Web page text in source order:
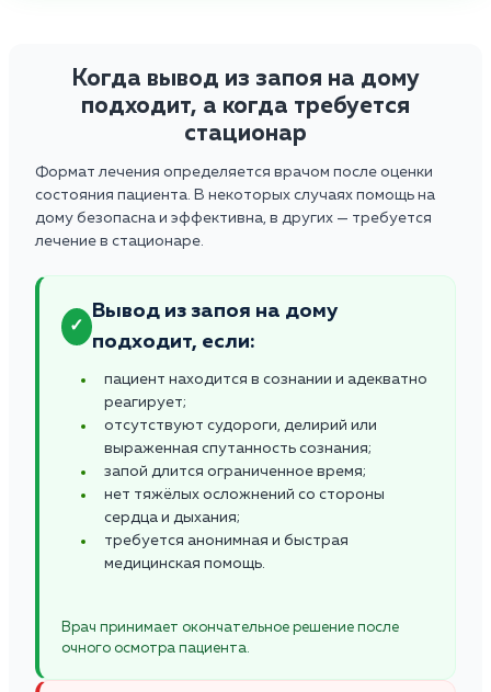
Когда вывод из запоя на дому
подходит, а когда требуется
стационар
Формат лечения определяется врачом после оценки
состояния пациента. В некоторых случаях помощь на
дому безопасна и эффективна, в других — требуется
лечение в стационаре.
✓
Вывод из запоя на дому
подходит, если:
пациент находится в сознании и адекватно
реагирует;
отсутствуют судороги, делирий или
выраженная спутанность сознания;
запой длится ограниченное время;
нет тяжёлых осложнений со стороны
сердца и дыхания;
требуется анонимная и быстрая
медицинская помощь.
Врач принимает окончательное решение после
очного осмотра пациента.